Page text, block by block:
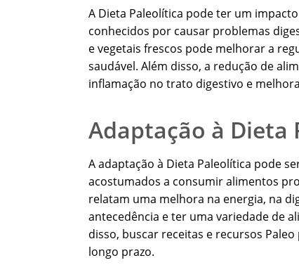
A Dieta Paleolítica pode ter um
conhecidos por causar problemas
e vegetais frescos pode melhorar a
saudável. Além disso, a redução de
inflamação no trato digestivo e
Adaptação à Dieta
A adaptação à Dieta Paleolítica pode
acostumados a consumir alimentos
relatam uma melhora na energia, na
antecedência e ter uma variedade de
disso, buscar receitas e recursos
longo prazo.